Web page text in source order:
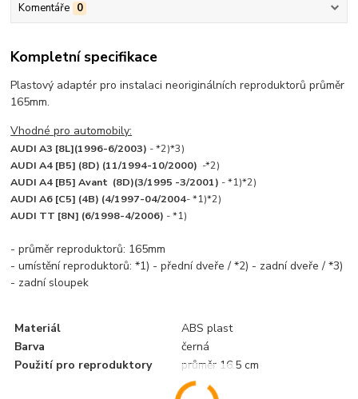
Komentáře 0
Kompletní specifikace
Plastový adaptér pro instalaci neoriginálních reproduktorů průměr
165mm.
Vhodné pro automobily:
AUDI A3 [8L](1996-6/2003) -*2)*3)
AUDI A4 [B5] (8D) (11/1994-10/2000) -*2)
AUDI A4 [B5] Avant (8D)(3/1995 -3/2001) - *1)*2)
AUDI A6 [C5] (4B) (4/1997-04/2004- *1)*2)
AUDI TT [8N] (6/1998-4/2006) - *1)
- průměr reproduktorů: 165mm
- umístění reproduktorů: *1) - přední dveře / *2) - zadní dveře / *3)
- zadní sloupek
Materiál
ABS plast
Barva
černá
Použití pro reproduktory
průměr 16.5 cm